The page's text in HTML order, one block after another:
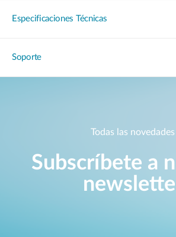
Especificaciones Técnicas
Soporte
Todas las novedades
Subscríbete a